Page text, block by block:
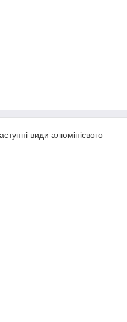
види алюмінієвого